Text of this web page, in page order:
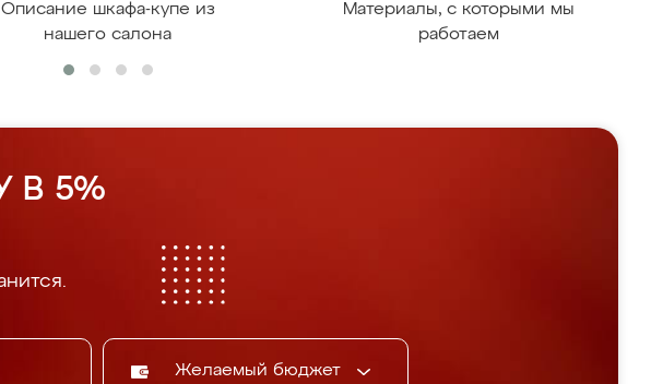
Описание шкафа-купе из
нашего салона
Материалы, с которыми мы
работаем
В 5%
Желаемый бюджет